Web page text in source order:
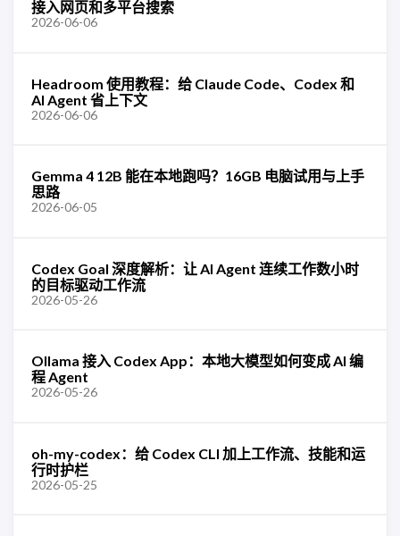
接入网页和多平台搜索
2026-06-06
Headroom 使用教程：给 Claude Code、Codex 和
AI Agent 省上下文
2026-06-06
Gemma 4 12B 能在本地跑吗？16GB 电脑试用与上手
思路
2026-06-05
Codex Goal 深度解析：让 AI Agent 连续工作数小时
的目标驱动工作流
2026-05-26
Ollama 接入 Codex App：本地大模型如何变成 AI 编
程 Agent
2026-05-26
oh-my-codex：给 Codex CLI 加上工作流、技能和运
行时护栏
2026-05-25